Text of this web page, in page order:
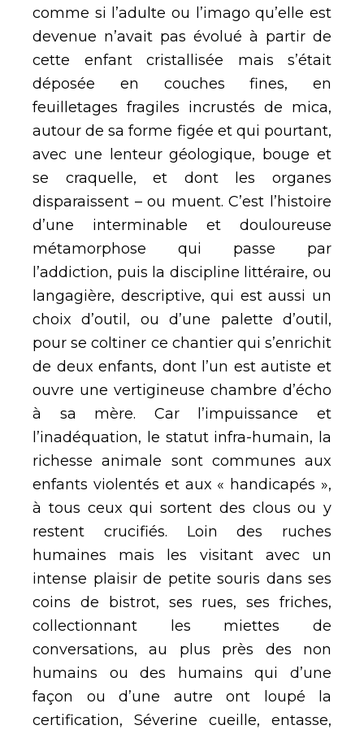
comme si l’adulte ou l’imago qu’elle est
devenue n’avait pas évolué à partir de
cette enfant cristallisée mais s’était
déposée en couches fines, en
feuilletages fragiles incrustés de mica,
autour de sa forme figée et qui pourtant,
avec une lenteur géologique, bouge et
se craquelle, et dont les organes
disparaissent – ou muent. C’est l’histoire
d’une interminable et douloureuse
métamorphose qui passe par
l’addiction, puis la discipline littéraire, ou
langagière, descriptive, qui est aussi un
choix d’outil, ou d’une palette d’outil,
pour se coltiner ce chantier qui s’enrichit
de deux enfants, dont l’un est autiste et
ouvre une vertigineuse chambre d’écho
à sa mère. Car l’impuissance et
l’inadéquation, le statut infra-humain, la
richesse animale sont communes aux
enfants violentés et aux « handicapés »,
à tous ceux qui sortent des clous ou y
restent crucifiés. Loin des ruches
humaines mais les visitant avec un
intense plaisir de petite souris dans ses
coins de bistrot, ses rues, ses friches,
collectionnant les miettes de
conversations, au plus près des non
humains ou des humains qui d’une
façon ou d’une autre ont loupé la
certification, Séverine cueille, entasse,